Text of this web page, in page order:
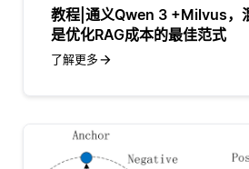
教程|通义Qwen 3 +Milvus，
是优化RAG成本的最佳范式
了解更多